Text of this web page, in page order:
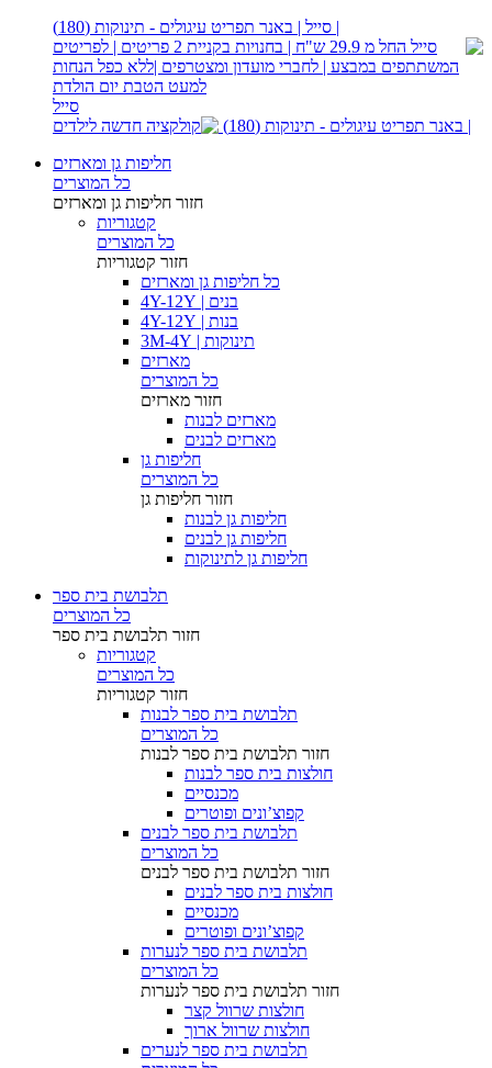
| סייל | באנר תפריט עיגולים - תינוקות (180)
סייל
| באנר תפריט עיגולים - תינוקות (180)
חליפות גן ומארזים
כל המוצרים
חזור חליפות גן ומארזים
קטגוריות
כל המוצרים
חזור קטגוריות
כל חליפות גן ומארזים
בנים | 4Y-12Y
בנות | 4Y-12Y
תינוקות | 3M-4Y
מארזים
כל המוצרים
חזור מארזים
מארזים לבנות
מארזים לבנים
חליפות גן
כל המוצרים
חזור חליפות גן
חליפות גן לבנות
חליפות גן לבנים
חליפות גן לתינוקות
תלבושת בית ספר
כל המוצרים
חזור תלבושת בית ספר
קטגוריות
כל המוצרים
חזור קטגוריות
תלבושת בית ספר לבנות
כל המוצרים
חזור תלבושת בית ספר לבנות
חולצות בית ספר לבנות
מכנסיים
קפוצ’ונים ופוטרים
תלבושת בית ספר לבנים
כל המוצרים
חזור תלבושת בית ספר לבנים
חולצות בית ספר לבנים
מכנסיים
קפוצ’ונים ופוטרים
תלבושת בית ספר לנערות
כל המוצרים
חזור תלבושת בית ספר לנערות
חולצות שרוול קצר
חולצות שרוול ארוך
תלבושת בית ספר לנערים